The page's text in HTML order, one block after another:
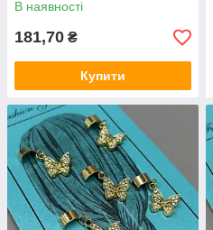
В наявності
181,70 ₴
Купити